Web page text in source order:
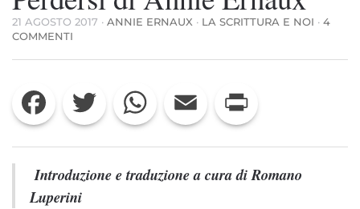
21 AGOSTO 2017 · ANNIE ERNAUX · LA SCRITTURA E NOI · 4
COMMENTI
PASSIONE
E
TERRIFICANTE.
L’INIZIO
PERDERSI
ANNIE
ERNAUX
Facebook Twitter WhatsApp Email
Introduzione e traduzione a cura di Romano
Luperini